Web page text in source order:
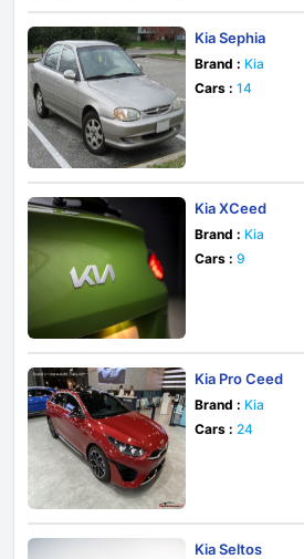
Kia Sephia
Brand : Kia
Cars : 14
Kia XCeed
Brand : Kia
Cars : 9
Kia Pro Ceed
Brand : Kia
Cars : 24
Kia Seltos